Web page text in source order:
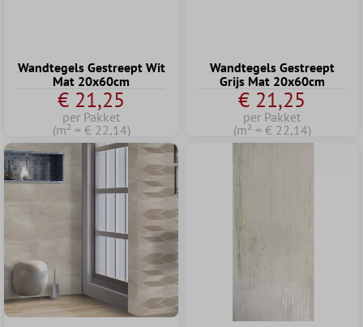
Wandtegels Gestreept Wit
Mat 20x60cm
€ 21,25
per Pakket
(m² = € 22,14)
Wandtegels Gestreept
Grijs Mat 20x60cm
€ 21,25
per Pakket
(m² = € 22,14)